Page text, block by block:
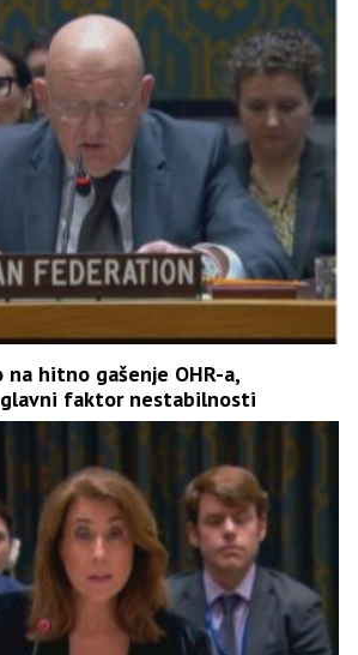
na hitno gašenje OHR-a,
faktor nestabilnosti